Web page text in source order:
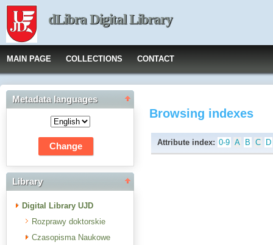
dLibra Digital Library
MAIN PAGE COLLECTIONS CONTACT
Metadata languages
Library
Digital Library UJD
Rozprawy doktorskie
Czasopisma Naukowe
Browsing indexes
Attribute index: 0-9 A B C D